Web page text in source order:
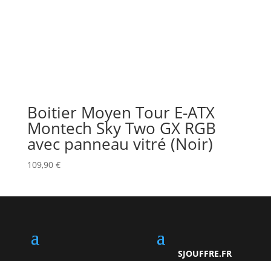
Boitier Moyen Tour E-ATX
Montech Sky Two GX RGB
avec panneau vitré (Noir)
109,90 €
SJOUFFRE.FR